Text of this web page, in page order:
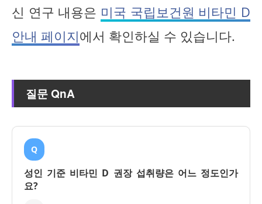
신 연구 내용은 미국 국립보건원 비타민 D
안내 페이지에서 확인하실 수 있습니다.
질문 QnA
Q
성인 기준 비타민 D 권장 섭취량은 어느 정도인가
요?